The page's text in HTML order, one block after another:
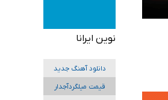
نوین ایرانا
دانلود آهنگ جدید
قیمت میلگردآجدار